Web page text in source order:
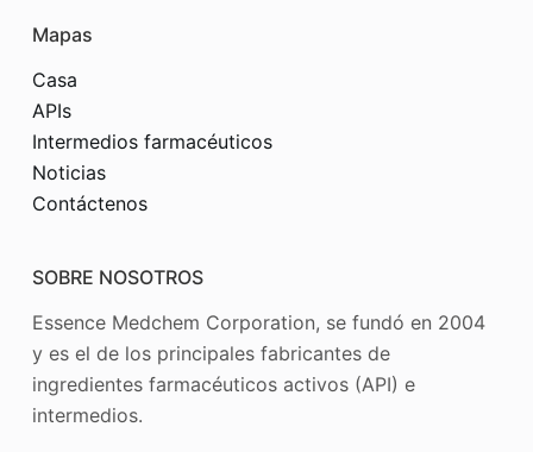
Mapas
Casa
APIs
Intermedios farmacéuticos
Noticias
Contáctenos
SOBRE NOSOTROS
Essence Medchem Corporation, se fundó en 2004
y es el de los principales fabricantes de
ingredientes farmacéuticos activos (API) e
intermedios.